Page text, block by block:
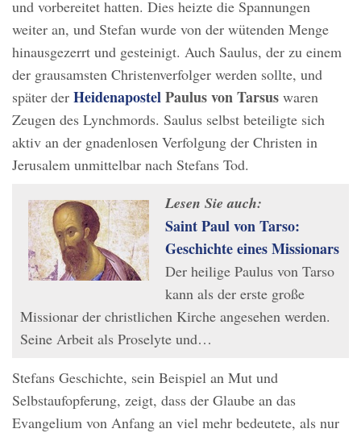
und vorbereitet hatten. Dies heizte die Spannungen
weiter an, und Stefan wurde von der wütenden Menge
hinausgezerrt und gesteinigt. Auch Saulus, der zu einem
der grausamsten Christenverfolger werden sollte, und
später der HeidenapostelPaulus von Tarsus waren
Zeugen des Lynchmords. Saulus selbst beteiligte sich
aktiv an der gnadenlosen Verfolgung der Christen in
Jerusalem unmittelbar nach Stefans Tod.
Lesen Sie auch:
Saint Paul von Tarso:
Geschichte eines Missionars
Der heilige Paulus von Tarso
kann als der erste große
Missionar der christlichen Kirche angesehen werden.
Seine Arbeit als Proselyte und…
Stefans Geschichte, sein Beispiel an Mut und
Selbstaufopferung, zeigt, dass der Glaube an das
Evangelium von Anfang an viel mehr bedeutete, als nur